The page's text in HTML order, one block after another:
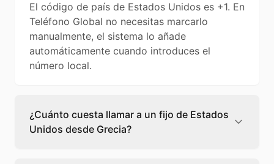
El código de país de Estados Unidos es +1. En
Teléfono Global no necesitas marcarlo
manualmente, el sistema lo añade
automáticamente cuando introduces el
número local.
¿Cuánto cuesta llamar a un fijo de Estados
Unidos desde Grecia?